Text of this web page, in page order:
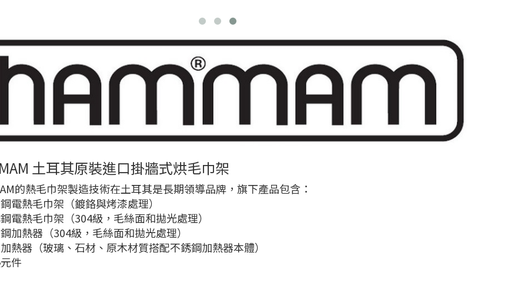
土耳其原裝進口掛牆式烘毛巾架
的熱毛巾架製造技術在土耳其是長期領導品牌，旗下產品包含：
電熱毛巾架（鍍鉻與烤漆處理）
電熱毛巾架（304級，毛絲面和拋光處理）
加熱器（304級，毛絲面和拋光處理）
熱器（玻璃、石材、原木材質搭配不銹鋼加熱器本體）
件